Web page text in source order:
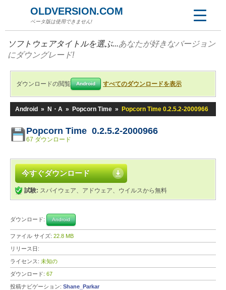
OLDVERSION.COM
ベータ版は使用できません!
ソフトウェアタイトルを選ぶ...あなたが好きなバージョン
にダウングレード!
ダウンロードの閲覧 Android すべてのダウンロードを表示
Android » N・A » Popcorn Time » Popcorn Time 0.2.5.2-2000966
Popcorn Time 0.2.5.2-2000966
67 ダウンロード
今すぐダウンロード
試験: スパイウェア、アドウェア、ウイルスから無料
ダウンロード: Android
ファイル サイズ: 22.8 MB
リリース日:
ライセンス: 未知の
ダウンロード: 67
投稿ナビゲーション: Shane_Parkar